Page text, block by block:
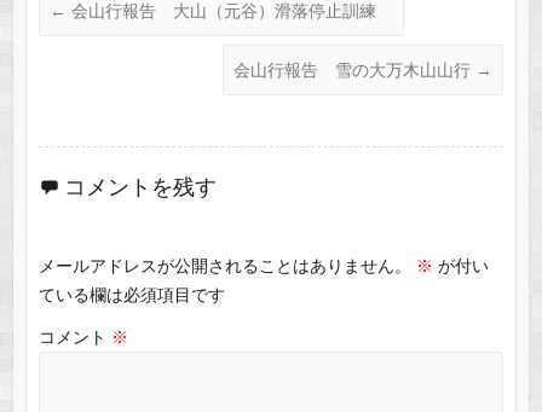
← 会山行報告 大山（元谷）滑落停止訓練
会山行報告 雪の大万木山山行 →
コメントを残す
メールアドレスが公開されることはありません。 ※ が付い
ている欄は必須項目です
コメント ※